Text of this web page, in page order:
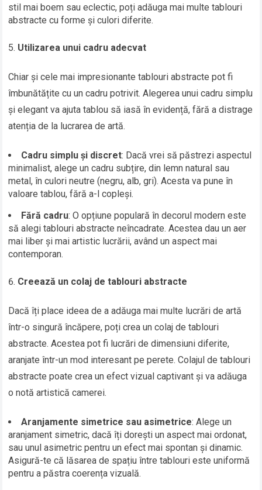
stil mai boem sau eclectic, poți adăuga mai multe tablouri
abstracte cu forme și culori diferite.
Utilizarea unui cadru adecvat
Chiar și cele mai impresionante tablouri abstracte pot fi
îmbunătățite cu un cadru potrivit. Alegerea unui cadru simplu
și elegant va ajuta tablou să iasă în evidență, fără a distrage
atenția de la lucrarea de artă.
Cadru simplu și discret: Dacă vrei să păstrezi aspectul
minimalist, alege un cadru subțire, din lemn natural sau
metal, în culori neutre (negru, alb, gri). Acesta va pune în
valoare tablou, fără a-l copleși.
Fără cadru: O opțiune populară în decorul modern este
să alegi tablouri abstracte neîncadrate. Acestea dau un aer
mai liber și mai artistic lucrării, având un aspect mai
contemporan.
Creează un colaj de tablouri abstracte
Dacă îți place ideea de a adăuga mai multe lucrări de artă
într-o singură încăpere, poți crea un colaj de tablouri
abstracte. Acestea pot fi lucrări de dimensiuni diferite,
aranjate într-un mod interesant pe perete. Colajul de tablouri
abstracte poate crea un efect vizual captivant și va adăuga
o notă artistică camerei.
Aranjamente simetrice sau asimetrice: Alege un
aranjament simetric, dacă îți dorești un aspect mai ordonat,
sau unul asimetric pentru un efect mai spontan și dinamic.
Asigură-te că lăsarea de spațiu între tablouri este uniformă
pentru a păstra coerența vizuală.